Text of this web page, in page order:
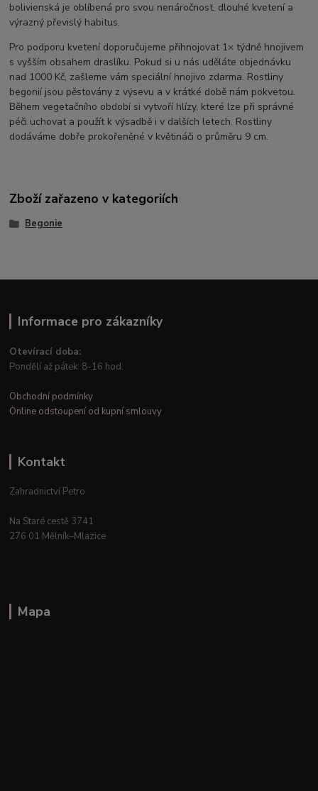
bolivienská je oblíbená pro svou nenáročnost, dlouhé kvetení a
výrazný převislý habitus.
Pro podporu kvetení doporučujeme přihnojovat 1× týdně hnojivem
s vyšším obsahem draslíku. Pokud si u nás uděláte objednávku
nad 1000 Kč, zašleme vám speciální hnojivo zdarma. Rostliny
begonií jsou pěstovány z výsevu a v krátké době nám pokvetou.
Během vegetačního období si vytvoří hlízy, které lze při správné
péči uchovat a použít k výsadbě i v dalších letech. Rostliny
dodáváme dobře prokořeněné v květináči o průměru 9 cm.
Zboží zařazeno v kategoriích
Begonie
Informace pro zákazníky
Otevírací doba:
Pondělí až pátek: 8-16 hod.
Obchodní podmínky
Online odstoupení od kupní smlouvy
Kontakt
Zahradnictví Petro
Na Staré cestě 3741
276 01 Mělník–Mlazice
Mapa